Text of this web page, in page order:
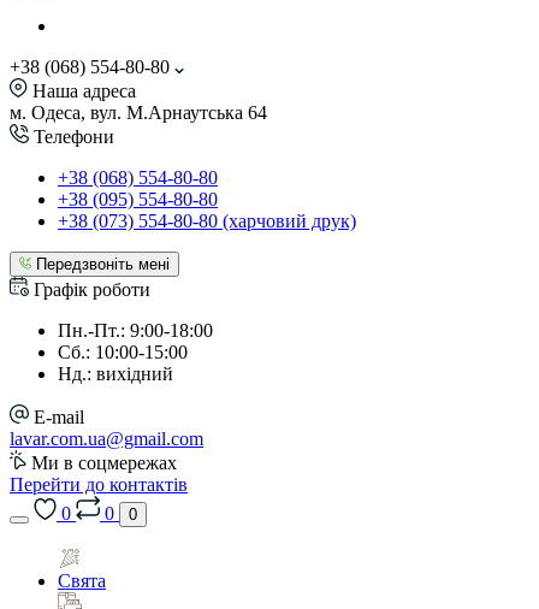
+38 (068) 554-80-80
Наша адреса
м. Одеса, вул. М.Арнаутська 64
Телефони
+38 (068) 554-80-80
+38 (095) 554-80-80
+38 (073) 554-80-80 (харчовий друк)
Передзвоніть мені
Графік роботи
Пн.-Пт.: 9:00-18:00
Сб.: 10:00-15:00
Нд.: вихідний
E-mail
lavar.com.ua@gmail.com
Ми в соцмережах
Перейти до контактів
0
0 0
Свята